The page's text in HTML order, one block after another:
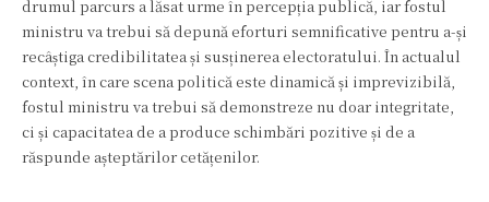
drumul parcurs a lăsat urme în percepția publică, iar fostul
ministru va trebui să depună eforturi semnificative pentru a-și
recâștiga credibilitatea și susținerea electoratului. În actualul
context, în care scena politică este dinamică și imprevizibilă,
fostul ministru va trebui să demonstreze nu doar integritate,
ci și capacitatea de a produce schimbări pozitive și de a
răspunde așteptărilor cetățenilor.